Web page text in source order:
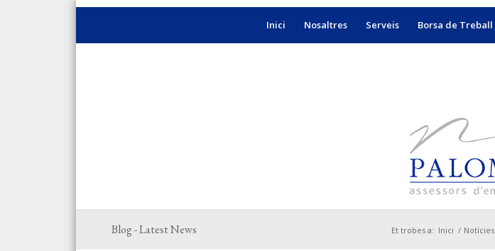
Inici Nosaltres Serveis Borsa de Treball
Blog - Latest News Et trobes a: Inici / Notícies